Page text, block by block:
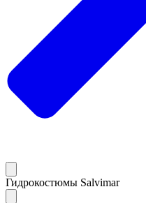
Гидрокостюмы Salvimar